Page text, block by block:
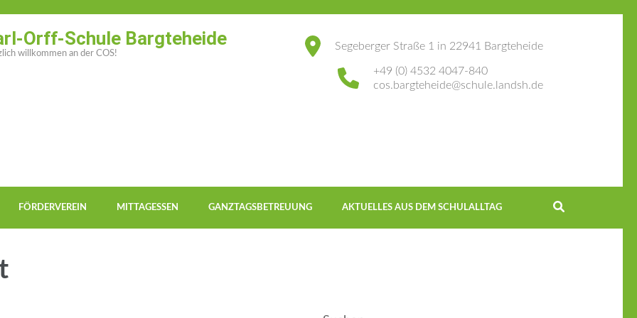
Orff-Schule Bargteheide
willkommen an der COS!
Segeberger Straße 1 in 22941 Bargteheide
+49 (0) 4532 4047-840
cos.bargteheide@schule.landsh.de
FÖRDERVEREIN MITTAGESSEN GANZTAGSBETREUUNG AKTUELLES AUS DEM SCHULALLTAG